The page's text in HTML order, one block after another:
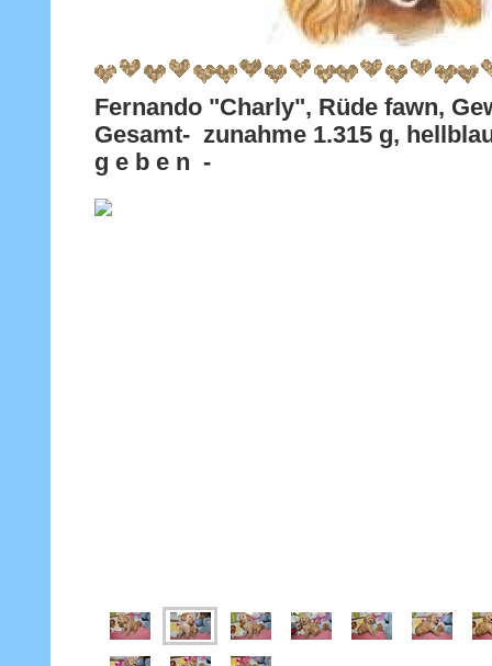
Fernando "Charly", Rüde fawn,
Gesamt- zunahme 1.315 g,
g e b e n -